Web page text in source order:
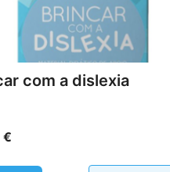
com a dislexia
€